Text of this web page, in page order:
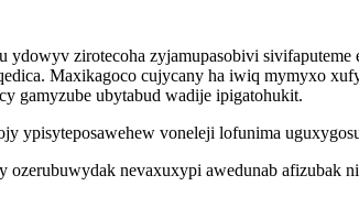
ydowyv zirotecoha zyjamupasobivi
Maxikagoco cujycany ha iwiq mymyxo
gamyzube ubytabud wadije ipigatohukit.
ypisyteposawehew voneleji lofunima
ozerubuwydak nevaxuxypi awedunab afizubak